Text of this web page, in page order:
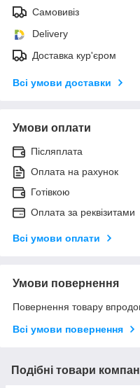
Самовивіз
Delivery
Доставка кур'єром
Всі умови доставки
Умови оплати
Післяплата
Оплата на рахунок
Готівкою
Оплата за реквізитами
Всі умови оплати
Умови повернення
Повернення товару
Всі умови повернення
Подібні товари